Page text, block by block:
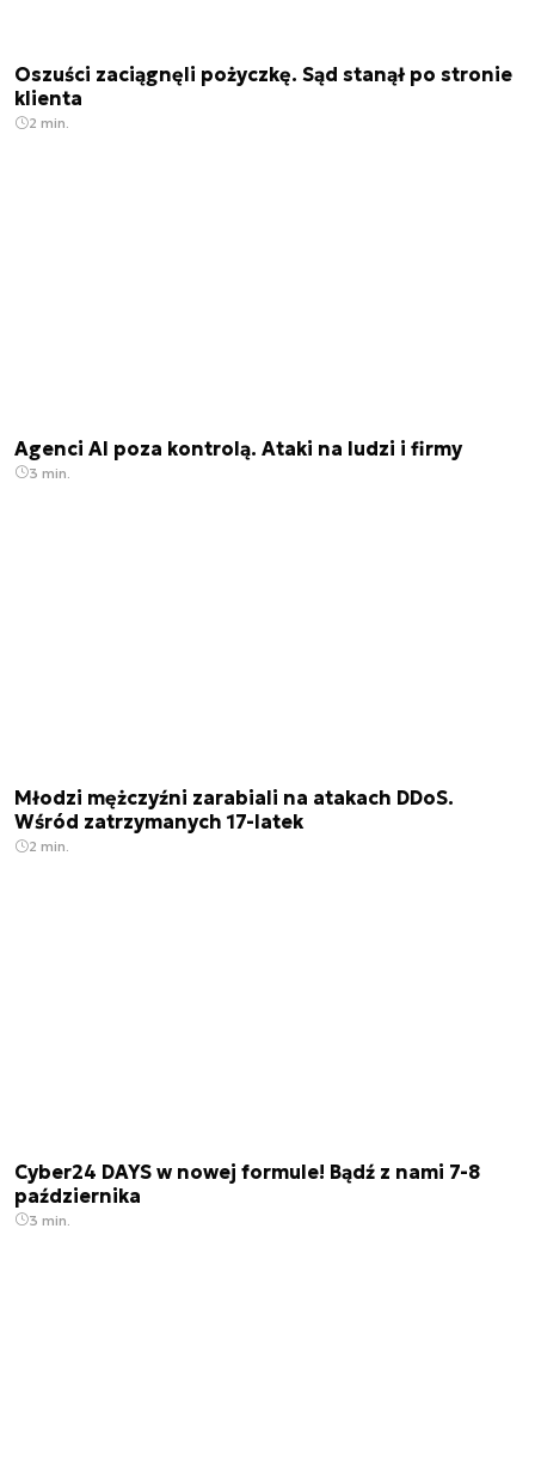
Oszuści zaciągnęli pożyczkę. Sąd stanął po stronie
klienta
2 min.
Agenci AI poza kontrolą. Ataki na ludzi i firmy
3 min.
Młodzi mężczyźni zarabiali na atakach DDoS.
Wśród zatrzymanych 17-latek
2 min.
Cyber24 DAYS w nowej formule! Bądź z nami 7-8
października
3 min.